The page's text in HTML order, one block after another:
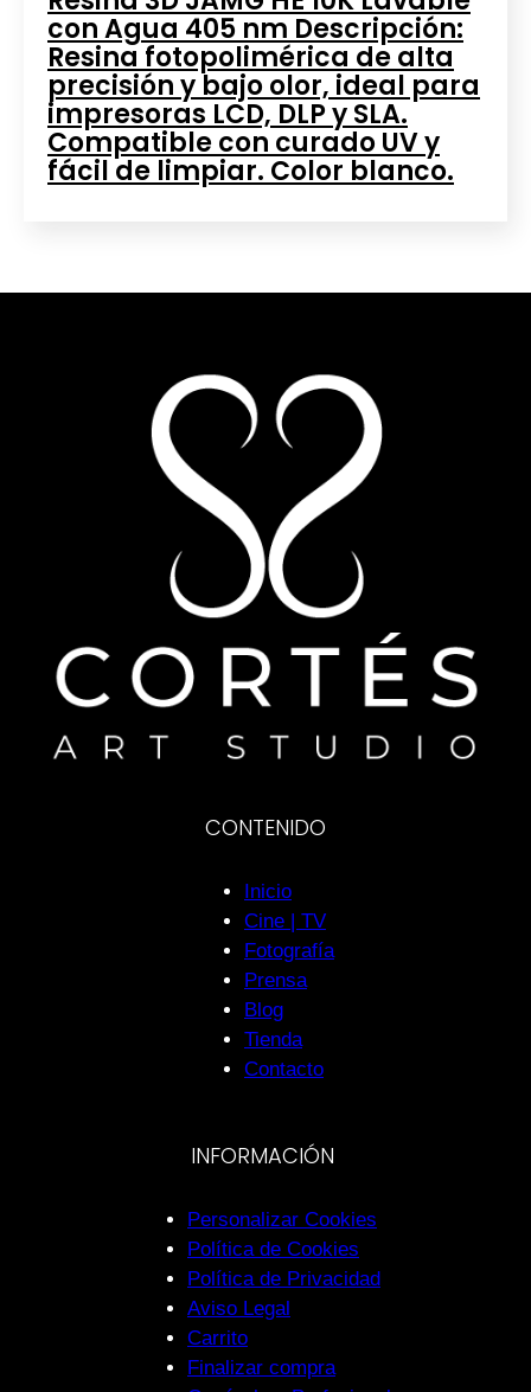
con Agua 405 nm Descripción:
Resina fotopolimérica de alta
precisión y bajo olor, ideal para
impresoras LCD, DLP y SLA.
Compatible con curado UV y
fácil de limpiar. Color blanco.
CONTENIDO
Inicio
Cine | TV
Fotografía
Prensa
Blog
Tienda
Contacto
INFORMACIÓN
Personalizar Cookies
Política de Cookies
Política de Privacidad
Aviso Legal
Carrito
Finalizar compra